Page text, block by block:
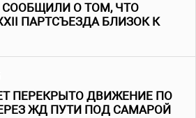
О ТОМ, ЧТО
ПАРТСЪЕЗДА БЛИЗОК К
ПЕРЕКРЫТО ДВИЖЕНИЕ ПО
ЖД ПУТИ ПОД САМАРОЙ